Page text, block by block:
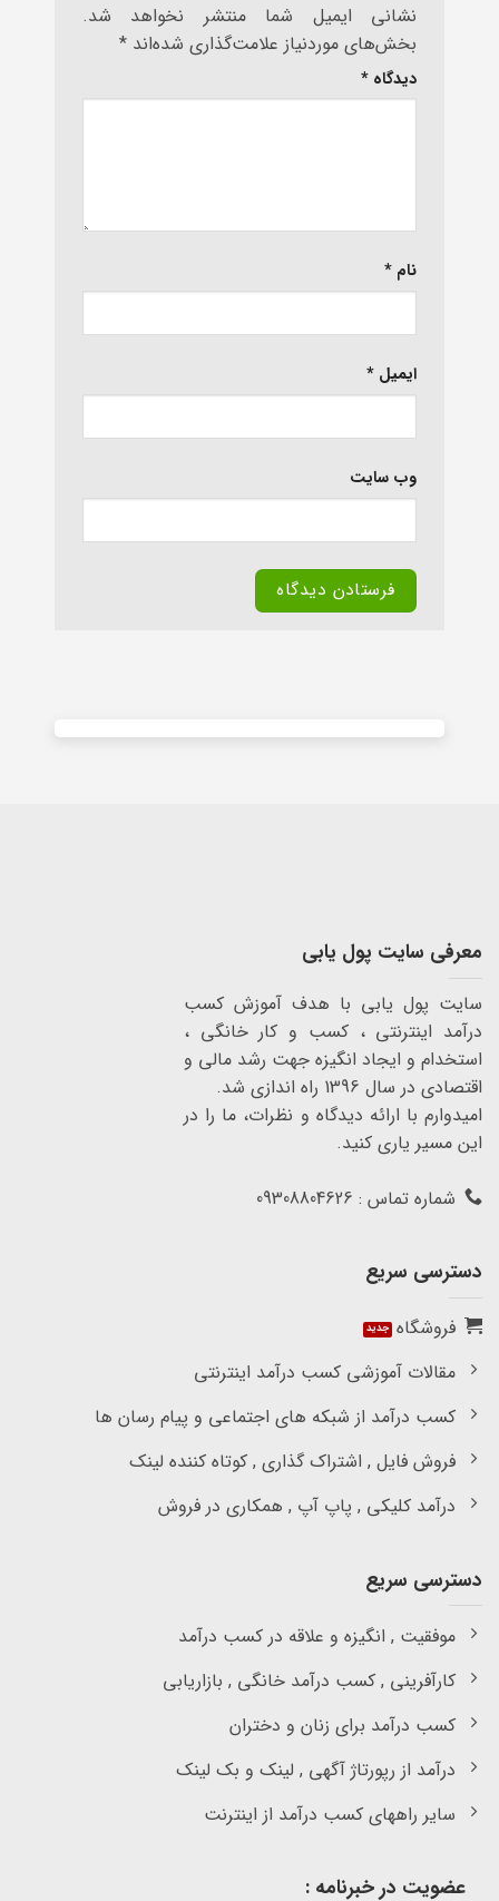
نشانی ایمیل شما منتشر نخواهد شد.
بخش‌های موردنیاز علامت‌گذاری شده‌اند *
دیدگاه *
نام *
ایمیل *
وب‌ سایت
معرفی سایت پول یابی
سایت پول یابی با هدف آموزش کسب
درآمد اینترنتی ، کسب و کار خانگی ،
استخدام و ایجاد انگیزه جهت رشد مالی و
اقتصادی در سال 1396 راه اندازی شد.
امیدوارم با ارائه دیدگاه و نظرات، ما را در
این مسیر یاری کنید.
شماره تماس : 09308804626
دسترسی سریع
فروشگاه
مقالات آموزشی کسب درآمد اینترنتی
کسب درآمد از شبکه های اجتماعی و پیام رسان ها
فروش فایل , اشتراک گذاری , کوتاه کننده لینک
درآمد کلیکی , پاپ آپ , همکاری در فروش
دسترسی سریع
موفقیت , انگیزه و علاقه در کسب درآمد
کارآفرینی , کسب درآمد خانگی , بازاریابی
کسب درآمد برای زنان و دختران
درآمد از رپورتاژ آگهی , لینک و بک لینک
سایر راههای کسب درآمد از اینترنت
عضویت در خبرنامه :